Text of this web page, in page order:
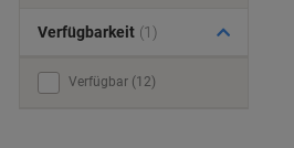
Verfügbarkeit (1)
Verfügbar (12)